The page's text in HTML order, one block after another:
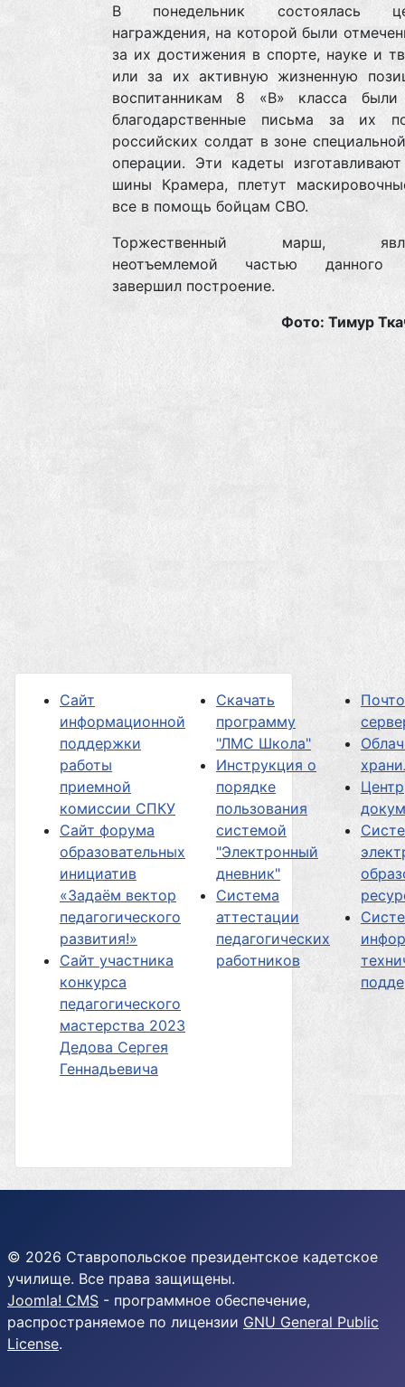
В понедельник состоялась
награждения, на которой были
за их достижения в спорте, науке и
или за их активную жизненную
воспитанникам 8 «В» класса были
благодарственные письма за их
российских солдат в зоне
операции. Эти кадеты изготавливают
шины Крамера, плетут
все в помощь бойцам СВО.
Торжественный марш,
неотъемлемой частью данного
завершил построение.
Фото: Тимур
Сайт
информационной
поддержки
работы
приемной
комиссии СПКУ
Сайт форума
образовательных
инициатив
«Задаём вектор
педагогического
развития!»
Сайт участника
конкурса
педагогического
мастерства 2023
Дедова Сергея
Геннадьевича
Скачать
программу
"ЛМС Школа"
Инструкция о
порядке
пользования
системой
"Электронный
дневник"
Система
аттестации
педагогических
работников
Центр
© 2026 Ставропольское президентское кадетское
училище. Все права защищены.
Joomla! CMS - программное обеспечение,
распространяемое по лицензии GNU General Public
License.